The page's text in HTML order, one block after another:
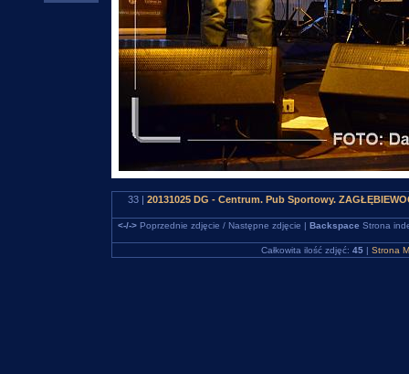
33 | 20131025 DG - Centrum. Pub Sportowy.
<-/->Poprzednie zdjęcie / Następne zdjęcie | Backspace Strona
Całkowita ilość zdjęć: 45 | Strona